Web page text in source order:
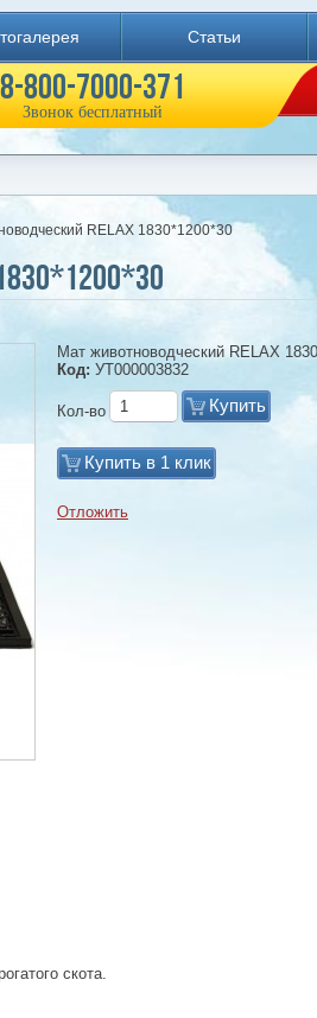
Статьи
8-800-7000-371
Звонок бесплатный
RELAX 1830*1200*30
Мат животноводческий RELAX
Код: УТ000003832
Кол-во Купить
Купить в 1 клик
Отложить
скота.